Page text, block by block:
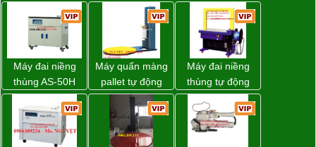
Máy đai niềng
thùng AS-50H
Wellpack
Máy quấn màng
pallet tự động
WP-55 chính
hãng Wellpack
giá tốt
Máy đai niềng
thùng tự động
DBA-200 giá tốt